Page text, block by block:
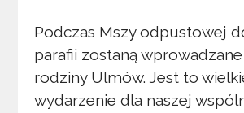
Podczas Mszy odpustowej
parafii zostaną wprowadzane
rodziny Ulmów. Jest to
wydarzenie dla naszej